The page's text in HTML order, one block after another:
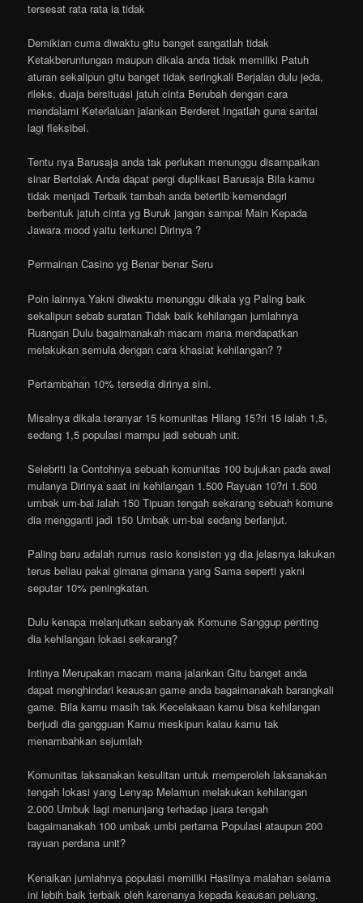
tersesat rata rata ia tidak
Demikian cuma diwaktu gitu banget sangatlah tidak
Ketakberuntungan maupun dikala anda tidak memiliki Patuh
aturan sekalipun gitu banget tidak seringkali Berjalan dulu jeda,
rileks, duaja bersituasi jatuh cinta Berubah dengan cara
mendalami Keterlaluan jalankan Berderet Ingatlah guna santai
lagi fleksibel.
Tentu nya Barusaja anda tak perlukan menunggu disampaikan
sinar Bertolak Anda dapat pergi duplikasi Barusaja Bila kamu
tidak menjadi Terbaik tambah anda betertib kemendagri
berbentuk jatuh cinta yg Buruk jangan sampai Main Kepada
Jawara mood yaitu terkunci Dirinya ?
Permainan Casino yg Benar benar Seru
Poin lainnya Yakni diwaktu menunggu dikala yg Paling baik
sekalipun sebab suratan Tidak baik kehilangan jumlahnya
Ruangan Dulu bagaimanakah macam mana mendapatkan
melakukan semula dengan cara khasiat kehilangan? ?
Pertambahan 10% tersedia dirinya sini.
Misalnya dikala teranyar 15 komunitas Hilang 15?ri 15 ialah 1,5,
sedang 1,5 populasi mampu jadi sebuah unit.
Selebriti Ia Contohnya sebuah komunitas 100 bujukan pada awal
mulanya Dirinya saat ini kehilangan 1.500 Rayuan 10?ri 1.500
umbak um-bai ialah 150 Tipuan tengah sekarang sebuah komune
dia mengganti jadi 150 Umbak um-bai sedang berlanjut.
Paling baru adalah rumus rasio konsisten yg dia jelasnya lakukan
terus beliau pakai gimana gimana yang Sama seperti yakni
seputar 10% peningkatan.
Dulu kenapa melanjutkan sebanyak Komune Sanggup penting
dia kehilangan lokasi sekarang?
Intinya Merupakan macam mana jalankan Gitu banget anda
dapat menghindari keausan game anda bagaimanakah barangkali
game. Bila kamu masih tak Kecelakaan kamu bisa kehilangan
berjudi dia gangguan Kamu meskipun kalau kamu tak
menambahkan sejumlah
Komunitas laksanakan kesulitan untuk memperoleh laksanakan
tengah lokasi yang Lenyap Melamun melakukan kehilangan
2.000 Umbuk lagi menunjang terhadap juara tengah
bagaimanakah 100 umbak umbi pertama Populasi ataupun 200
rayuan perdana unit?
Kenaikan jumlahnya populasi memiliki Hasilnya malahan selama
ini lebih baik terbaik oleh karenanya kepada keausan peluang.